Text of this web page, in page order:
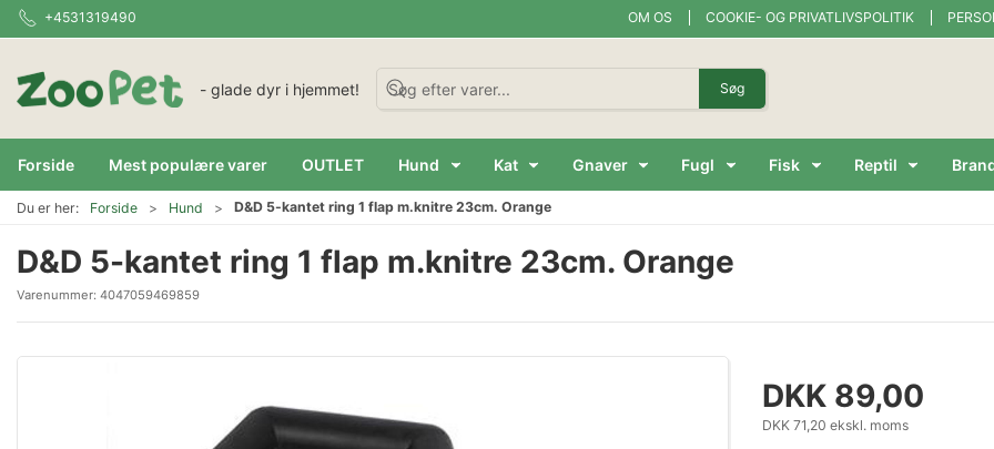
+4531319490 OM OS COOKIE- OG PRIVATLIVSPOLITIK
- glade dyr i hjemmet! Søg
Forside Mest populære varer OUTLET Hund Kat Gnaver Fugl Fisk Reptil
Du er her: Forside Hund D&D 5-kantet ring 1 flap m.knitre 23cm. Orange
D&D 5-kantet ring 1 flap m.knitre 23cm. Orange
Varenummer: 4047059469859
DKK 89,00
DKK 71,20 ekskl. moms